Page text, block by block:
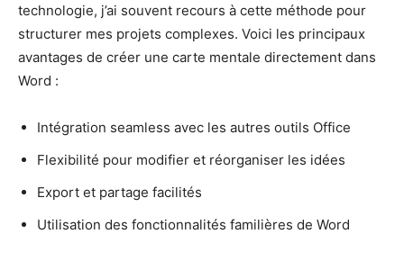
technologie, j’ai souvent recours à cette méthode pour
structurer mes projets complexes. Voici les principaux
avantages de créer une carte mentale directement dans
Word :
Intégration seamless avec les autres outils Office
Flexibilité pour modifier et réorganiser les idées
Export et partage facilités
Utilisation des fonctionnalités familières de Word